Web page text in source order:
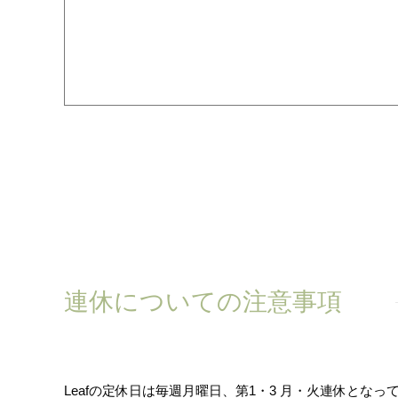
連休についての注意事項
Leafの定休日は毎週月曜日、第1・3 月・火連休となって